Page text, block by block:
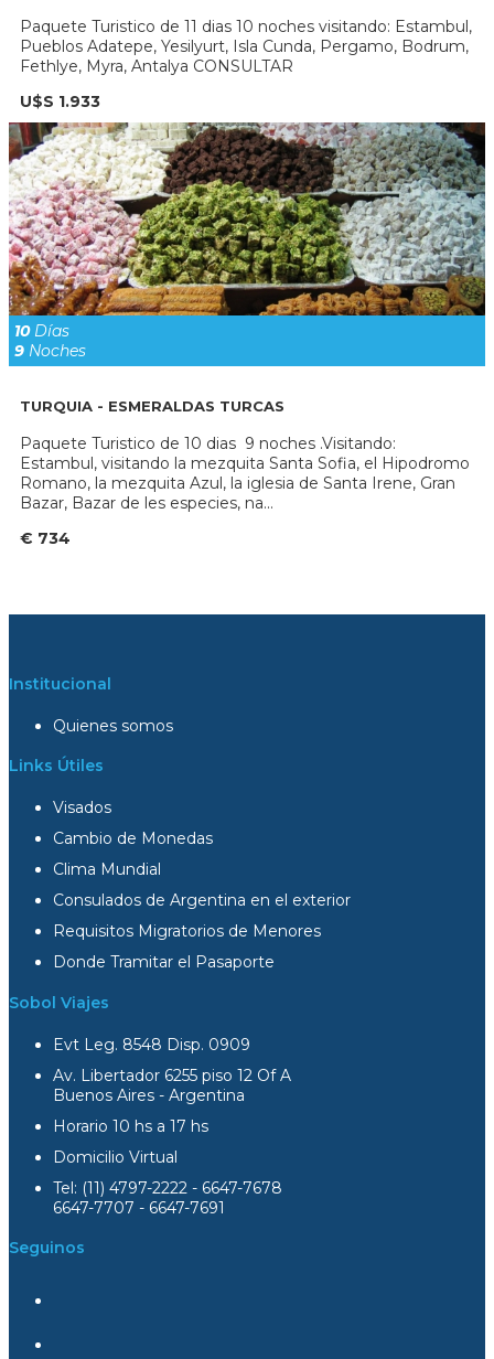
Paquete Turistico de 11 dias 10 noches visitando: Estambul,
Pueblos Adatepe, Yesilyurt, Isla Cunda, Pergamo, Bodrum,
Fethlye, Myra, Antalya CONSULTAR
U$S 1.933
10Días
9 Noches
TURQUIA - ESMERALDAS TURCAS
Paquete Turistico de 10 dias 9 noches .Visitando:
Estambul, visitando la mezquita Santa Sofia, el Hipodromo
Romano, la mezquita Azul, la iglesia de Santa Irene, Gran
Bazar, Bazar de les especies, na...
€ 734
Institucional
Quienes somos
Links Útiles
Visados
Cambio de Monedas
Clima Mundial
Consulados de Argentina en el exterior
Requisitos Migratorios de Menores
Donde Tramitar el Pasaporte
Sobol Viajes
Evt Leg. 8548 Disp. 0909
Av. Libertador 6255 piso 12 Of A
Buenos Aires - Argentina
Horario 10 hs a 17 hs
Domicilio Virtual
Tel: (11) 4797-2222 - 6647-7678
6647-7707 - 6647-7691
Seguinos